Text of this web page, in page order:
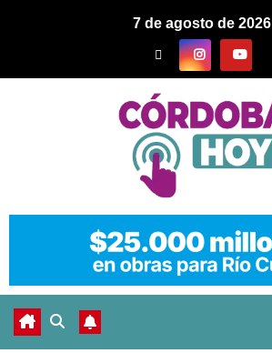
7 de agosto de 2026